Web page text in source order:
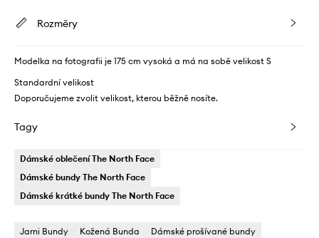
Rozměry
Modelka na fotografii je 175 cm vysoká a má na sobě velikost S
Standardní velikost
Doporučujeme zvolit velikost, kterou běžně nosíte.
Tagy
Dámské oblečení The North Face
Dámské bundy The North Face
Dámské krátké bundy The North Face
Jarni Bundy Kožená Bunda
Dámské prošívané bundy